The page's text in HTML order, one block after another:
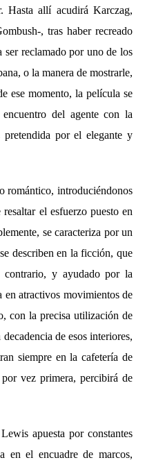
Hasta allí acudirá Karczag,
, tras haber recreado
reclamado por uno de los
o la manera de mostrarle,
ese momento, la película se
del agente con la
por el elegante y
romántico, introduciéndonos
el esfuerzo puesto en
se caracteriza por un
describen en la ficción, que
contrario, y ayudado por la
atractivos movimientos de
con la precisa utilización de
de esos interiores,
siempre en la cafetería de
vez primera, percibirá de
apuesta por constantes
en el encuadre de marcos,